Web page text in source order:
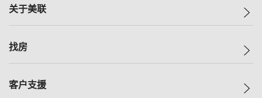
关于美联
美联集团
人才招募
找房
一手新房
客户支援